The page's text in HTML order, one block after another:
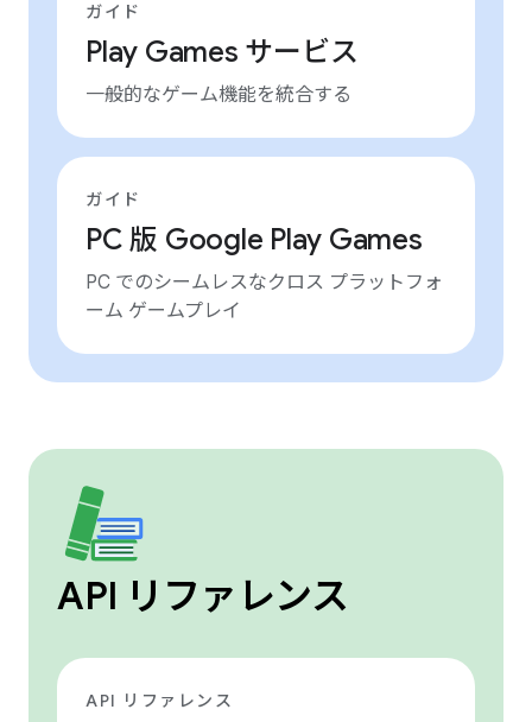
ガイド
Play Games サービス
一般的なゲーム機能を統合する
ガイド
PC 版 Google Play Games
PC でのシームレスなクロス プラットフォ
ーム ゲームプレイ
API リファレンス
API リファレンス